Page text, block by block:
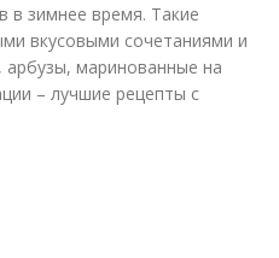
в зимнее время. Такие
вкусовыми сочетаниями и
маринованные на
– лучшие рецепты с